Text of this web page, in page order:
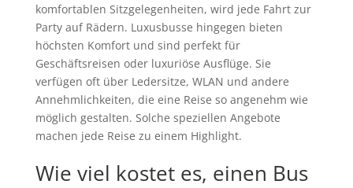
komfortablen Sitzgelegenheiten, wird jede Fahrt zur
Party auf Rädern. Luxusbusse hingegen bieten
höchsten Komfort und sind perfekt für
Geschäftsreisen oder luxuriöse Ausflüge. Sie
verfügen oft über Ledersitze, WLAN und andere
Annehmlichkeiten, die eine Reise so angenehm wie
möglich gestalten. Solche speziellen Angebote
machen jede Reise zu einem Highlight.
Wie viel kostet es, einen Bus